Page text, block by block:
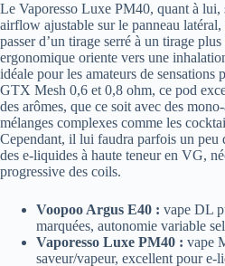
Le Vaporesso Luxe PM40, quant à lui,
airflow ajustable sur le panneau
passer d’un tirage serré à un tirage
ergonomique oriente vers une
idéale pour les amateurs de sensations
GTX Mesh 0,6 et 0,8 ohm, ce pod
des arômes, que ce soit avec des
mélanges complexes comme les
Cependant, il lui faudra parfois un peu
des e-liquides à haute teneur en VG,
progressive des coils.
Voopoo Argus E40 : vape DL
marquées, autonomie variable
Vaporesso Luxe PM40 : vape
saveur/vapeur, excellent pour e-